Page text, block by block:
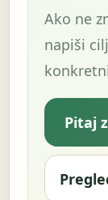
Ako ne
napiši
Pitaj